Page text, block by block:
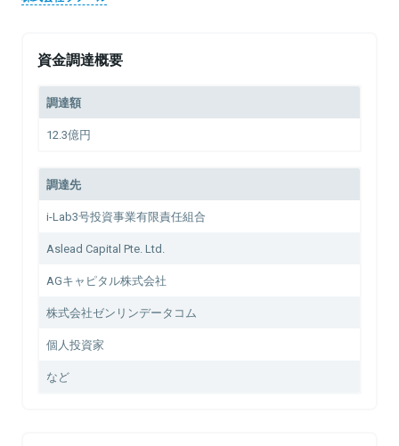
資金調達概要
調達額
12.3億円
調達先
i-Lab3号投資事業有限責任組合
Aslead Capital Pte. Ltd.
AGキャピタル株式会社
株式会社ゼンリンデータコム
個人投資家
など